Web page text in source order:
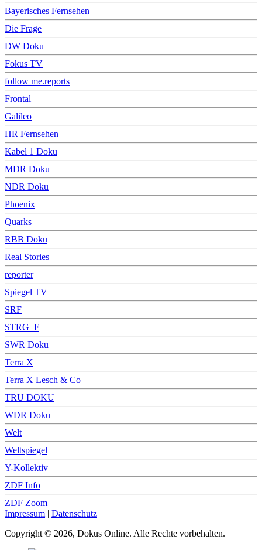
Bayerisches Fernsehen
Die Frage
DW Doku
Fokus TV
follow me.reports
Frontal
Galileo
HR Fernsehen
Kabel 1 Doku
MDR Doku
NDR Doku
Phoenix
Quarks
RBB Doku
Real Stories
reporter
Spiegel TV
SRF
STRG_F
SWR Doku
Terra X
Terra X Lesch & Co
TRU DOKU
WDR Doku
Welt
Weltspiegel
Y-Kollektiv
ZDF Info
ZDF Zoom
Impressum | Datenschutz
Copyright © 2026, Dokus Online. Alle Rechte vorbehalten.